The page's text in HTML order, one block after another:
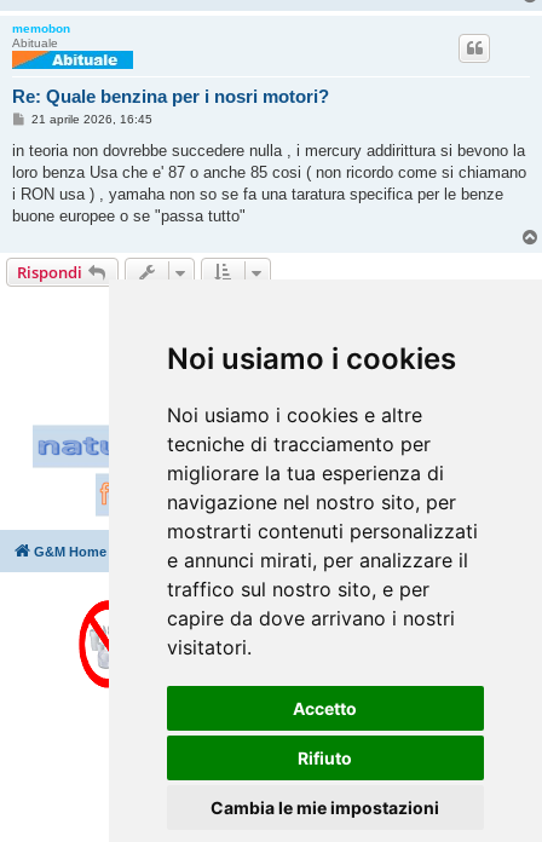
Noi usiamo i cookies
Noi usiamo i cookies e altre
tecniche di tracciamento per
migliorare la tua esperienza di
navigazione nel nostro sito, per
mostrarti contenuti personalizzati
e annunci mirati, per analizzare il
traffico sul nostro sito, e per
capire da dove arrivano i nostri
visitatori.
Accetto
Rifiuto
Cambia le mie impostazioni
o
memobon
Abituale
Re: Quale benzina per i nosri motori?
M
s
a
g
i
21 aprile 2026, 16:45
in teoria non dovrebbe succedere nulla , i mercury addirittura si bevono la
loro benza Usa che e' 87 o anche 85 cosi ( non ricordo come si chiamano
i RON usa ) , yamaha non so se fa una taratura specifica per le benze
buone europee o se "passa tutto"
Rispondi
G&M Home Tutti gli orari sonoUTC+02:00
Cancella cookie
phpBB® Forum Software © phpBB Limited